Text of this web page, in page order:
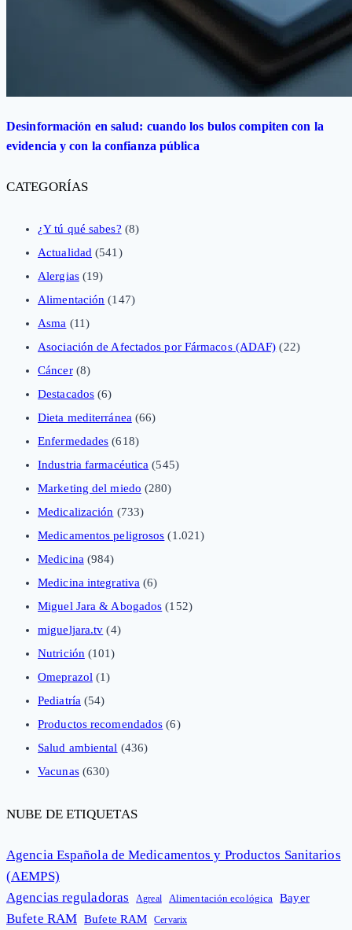
Desinformación en salud: cuando los bulos compiten con la
evidencia y con la confianza pública
CATEGORÍAS
¿Y tú qué sabes? (8)
Actualidad (541)
Alergias(19)
Alimentación (147)
Asma (11)
Asociación de Afectados por Fármacos (ADAF) (22)
Cáncer(8)
Destacados (6)
Dieta mediterránea (66)
Enfermedades (618)
Industria farmacéutica (545)
Marketing del miedo (280)
Medicalización (733)
Medicamentos peligrosos (1.021)
Medicina (984)
Medicina integrativa (6)
Miguel Jara & Abogados (152)
migueljara.tv (4)
Nutrición (101)
Omeprazol (1)
Pediatría (54)
Productos recomendados (6)
Salud ambiental (436)
Vacunas(630)
NUBE DE ETIQUETAS
Agencia Española de Medicamentos y Productos Sanitarios
(AEMPS)
Agencias reguladoras
Agreal Alimentación ecológica Bayer
Bufete RAM Bufete RAM Cervarix